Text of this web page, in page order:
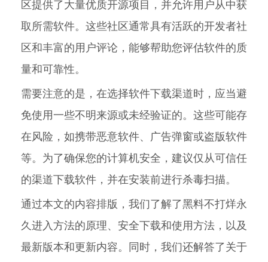
区提供了大量优质开源项目，并允许用户从中获
取所需软件。这些社区通常具有活跃的开发者社
区和丰富的用户评论，能够帮助您评估软件的质
量和可靠性。
需要注意的是，在选择软件下载渠道时，应当避
免使用一些不明来源或未经验证的。这些可能存
在风险，如携带恶意软件、广告弹窗或盗版软件
等。为了确保您的计算机安全，建议仅从可信任
的渠道下载软件，并在安装前进行杀毒扫描。
通过本文的内容排版，我们了解了黑料不打烊永
久进入方法的原理、安全下载和使用方法，以及
最新版本和更新内容。同时，我们还解答了关于